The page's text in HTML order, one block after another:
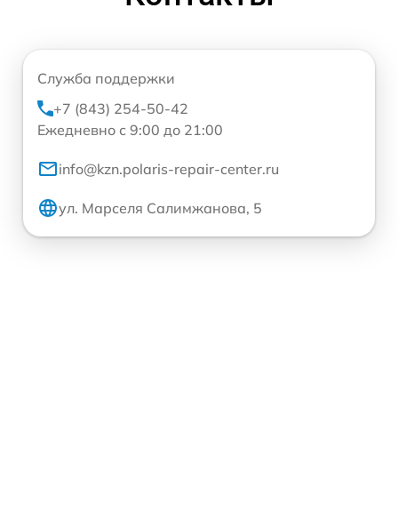
Служба поддержки
+7 (843) 254-50-42
Ежедневно с 9:00 до 21:00
info@kzn.polaris-repair-center.ru
ул. Марселя Салимжанова, 5